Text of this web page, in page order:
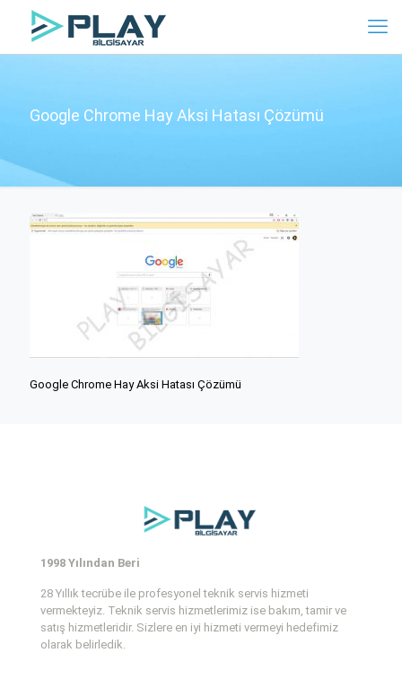
Google Chrome Hay Aksi Hatası Çözümü
Google Chrome Hay Aksi Hatası Çözümü
1998 Yılından Beri
28 Yıllık tecrübe ile profesyonel teknik servis hizmeti
vermekteyiz. Teknik servis hizmetlerimiz ise bakım, tamir ve
satış hizmetleridir. Sizlere en iyi hizmeti vermeyi hedefimiz
olarak belirledik.